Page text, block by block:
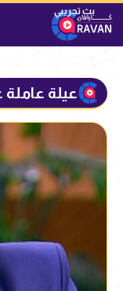
عيلة عاملة